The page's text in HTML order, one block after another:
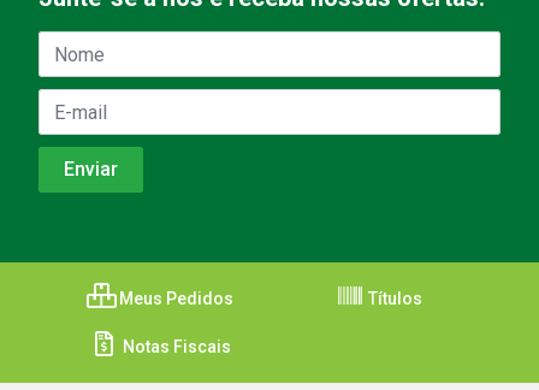
Meus Pedidos Títulos
Notas Fiscais